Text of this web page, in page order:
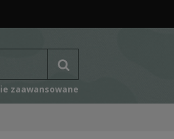
zaawansowane